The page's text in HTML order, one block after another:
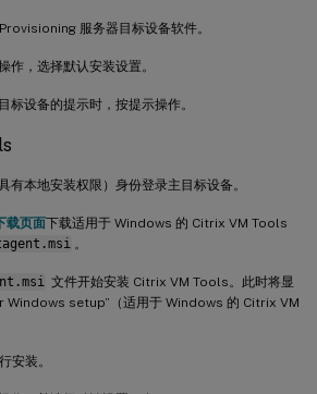
服务器目标设备软件。
作，选择默认安装设置。
标设备的提示时，按提示操作。
有本地安装权限）身份登录主目标设备。
载页面下载适用于 Windows 的 Citrix VM Tools
。
文件开始安装 Citrix VM Tools。此时将显
Windows setup”（适用于 Windows 的 Citrix VM
安装。